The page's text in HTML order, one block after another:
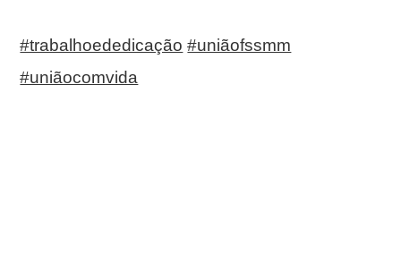
#trabalhoededicação #uniãofssmm
#uniãocomvida